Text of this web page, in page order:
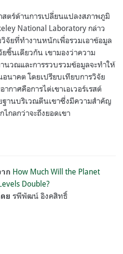
ตร์ด้านการเปลี่ยนแปลงสภาพภูมิ
National Laboratory กล่าว
จัยที่ทำงานหนักเพื่อรวมเอาข้อมูล
ชิ้นเดียวกัน เขามองว่าความ
นวณและการรวบรวมข้อมูลจะทำให้
นาคต โดยเปรียบเทียบการวิจัย
กาศคือการไต่เขาเอเวอร์เรสต์
านบริเวณตีนเขาซึ่งมีความสำคัญ
ไกลกว่าจะถึงยอดเขา
ก How Much Will the Planet
Double?
ย รพีพัฒน์ อิงคสิทธิ์